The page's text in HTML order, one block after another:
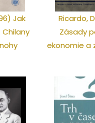
Jak
Ricardo,
Zásady
ekonomie a